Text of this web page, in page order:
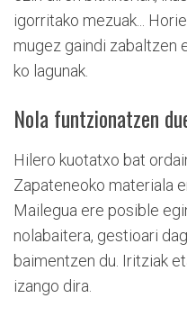
igorritako mezuak...
mugez gaindi zabaltzen
ko lagunak.
Nola funtzionatzen
Hilero kuotatxo bat
Zapateneoko materiala
Mailegua ere posible
nolabaitera, gestioari
baimentzen du. Iritziak
izango dira.